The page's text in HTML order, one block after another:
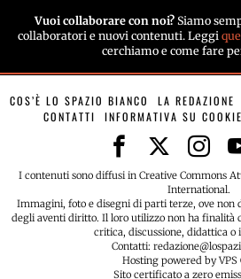
Vuoi collaborare con noi? Siamo
collaboratori e nuovi contenuti. Leggi
cerchiamo e come fare
COS’È LO SPAZIO BIANCO LA REDAZIONE
CONTATTI
INFORMATIVA SU
I contenuti sono diffusi in Creative Commons
International.
Immagini, foto e disegni di parti terze, ove non
degli aventi diritto. Il loro utilizzo non ha finalità
critica, discussione, didattica o
Contatti:
Hosting powered by VPS
Sito certificato a zero